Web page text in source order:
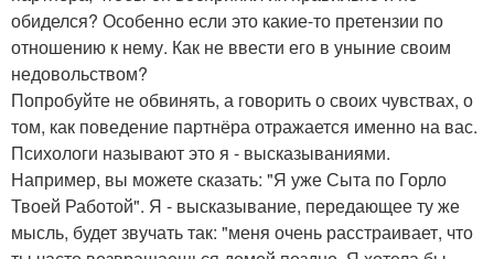
обиделся? Особенно если это какие-то претензии по
отношению к нему. Как не ввести его в уныние своим
недовольством?
Попробуйте не обвинять, а говорить о своих чувствах, о
том, как поведение партнёра отражается именно на вас.
Психологи называют это я - высказываниями.
Например, вы можете сказать: "Я уже Сыта по Горло
Твоей Работой". Я - высказывание, передающее ту же
мысль, будет звучать так: "меня очень расстраивает, что